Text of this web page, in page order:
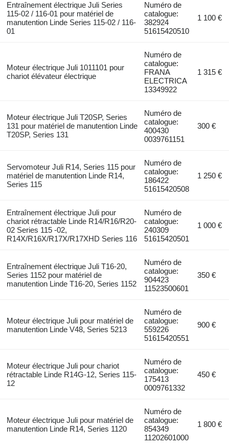
Entraînement électrique Juli Series
115-02 / 116-01 pour matériel de
manutention Linde Series 115-02 / 116-
01
Numéro de
catalogue:
382924
51615420510
1 100 €
Moteur électrique Juli 1011101 pour
chariot élévateur électrique
Numéro de
catalogue:
FRANA
ELECTRICA
13349922
1 315 €
Moteur électrique Juli T20SP, Series
131 pour matériel de manutention Linde
T20SP, Series 131
Numéro de
catalogue:
400430
0039761151
300 €
Servomoteur Juli R14, Series 115 pour
matériel de manutention Linde R14,
Series 115
Numéro de
catalogue:
186422
51615420508
1 250 €
Entraînement électrique Juli pour
chariot rétractable Linde R14/R16/R20-
02 Series 115 -02,
R14X/R16X/R17X/R17XHD Series 116
Numéro de
catalogue:
240309
51615420501
1 000 €
Entraînement électrique Juli T16-20,
Series 1152 pour matériel de
manutention Linde T16-20, Series 1152
Numéro de
catalogue:
904423
11523500601
350 €
Moteur électrique Juli pour matériel de
manutention Linde V48, Series 5213
Numéro de
catalogue:
559226
51615420551
900 €
Moteur électrique Juli pour chariot
rétractable Linde R14G-12, Series 115-
12
Numéro de
catalogue:
175413
0009761332
450 €
Moteur électrique Juli pour matériel de
manutention Linde R14, Series 1120
Numéro de
catalogue:
854349
11202601000
1 800 €